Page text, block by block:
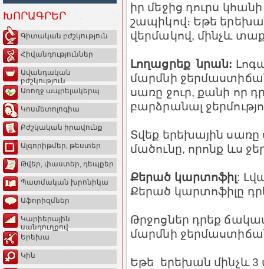
ԽՈՐԱԳՐԵՐ
Գիտական բժշկություն
Հիվանդություններ
Ավանդական
բժշկություն
Առողջ ապրելակերպ
Կոսմետոլոգիա
Բժշկական իրավունք
Ալգորիթմեր, թեստեր
Թվեր, փաստեր, դեպքեր
Պատմական խրոնիկա
Աֆորիզմներ
Կարիերային
սանդուղքով
Երեխա
Կին
իր մեջից դուրս կհանի
շապիկով։ Եթե
վերմակով, մինչև
Լողացրեք նրան:
մարմնի
սառը ջուր, քանի որ
բարձրանալ
Տվեք երեխային սառը
մածունը, որոնք ևս
Քերած կարտոֆիլ:
Քերած կարտոֆիլը
Թրջոցներ դրեք
մարմնի
Եթե երեխան մինչև 3